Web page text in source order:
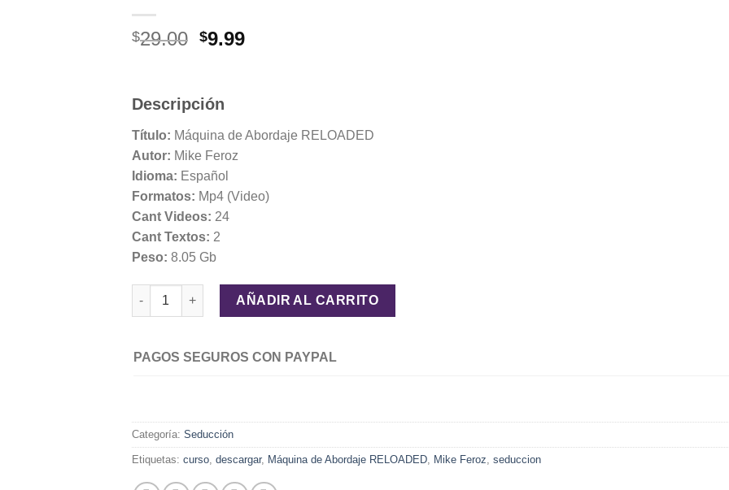
$29.00 El
era:
$29.00.
$9.99El
Descripción
Título: Máquina de Abordaje RELOADED
Autor: Mike Feroz
Idioma: Español
Formatos: Mp4 (Video)
Cant Videos: 24
Cant Textos: 2
Peso: 8.05 Gb
Máquina de Abordaje RELOADED – Mike Feroz cantidad
AÑADIR AL CARRITO
PAGOS SEGUROS CON PAYPAL
Categoría: Seducción
Etiquetas: curso descargar, Máquina de Abordaje RELOADED Mike Feroz seduccion